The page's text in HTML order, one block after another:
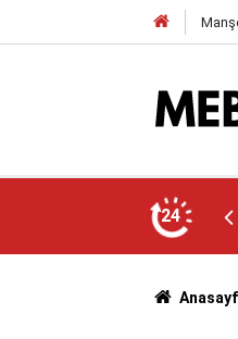
24
İşte Öğretmen Açığının En